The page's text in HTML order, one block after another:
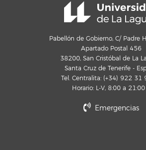
Pabellón de Gobierno, C/ Padre
Apartado Postal 456
38200, San Cristóbal de La
Santa Cruz de Tenerife -
Tel. Centralita: (+34) 922 31
Horario: L-V, 8:00 a
Emergencias